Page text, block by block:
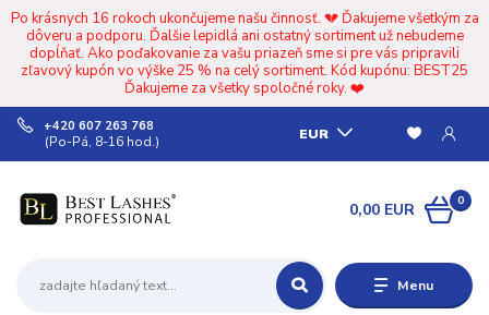
Po krásnych 16 rokoch ukončujeme našu činnosť. 💔 Ďakujeme všetkým za
dôveru a podporu. Ďalšie lepidlá ani ostatný sortiment už nebudeme
dopĺňať. Ako poďakovanie za vašu priazeň sme si pre vás pripravili
zľavový kupón vo výške 25 % na celý sortiment. Kód kupónu: BEST25
Ďakujeme za všetky spoločné roky. ❤️
Menu
EUR
+420 607 263 768
(Po-Pá, 8-16 hod.)
0
0,00 EUR